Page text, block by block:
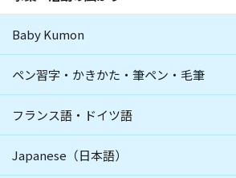
Baby Kumon
ペン習字・かきかた・筆ペン・毛筆
フランス語・ドイツ語
Japanese（日本語）